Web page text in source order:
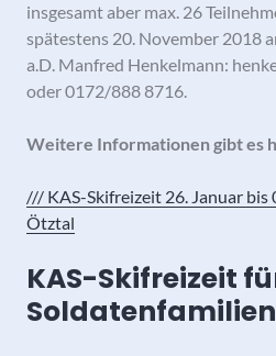
insgesamt aber max. 26
spätestens 20. November 2018
a.D. Manfred Henkelmann:
oder 0172/888 8716.
Weitere Informationen gibt es
/// KAS-Skifreizeit 26. Januar bis
Ötztal
KAS-Skifreizeit